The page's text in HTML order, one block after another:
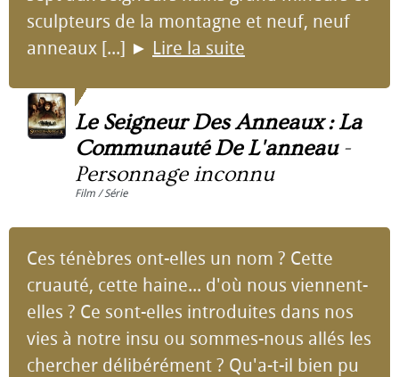
sculpteurs de la montagne et neuf, neuf
anneaux [...] ► Lire la suite
Le Seigneur Des Anneaux : La
Communauté De L'anneau-
Personnage inconnu
Film / Série
Ces ténèbres ont-elles un nom ? Cette
cruauté, cette haine... d'où nous viennent-
elles ? Ce sont-elles introduites dans nos
vies à notre insu ou sommes-nous allés les
chercher délibérément ? Qu'a-t-il bien pu